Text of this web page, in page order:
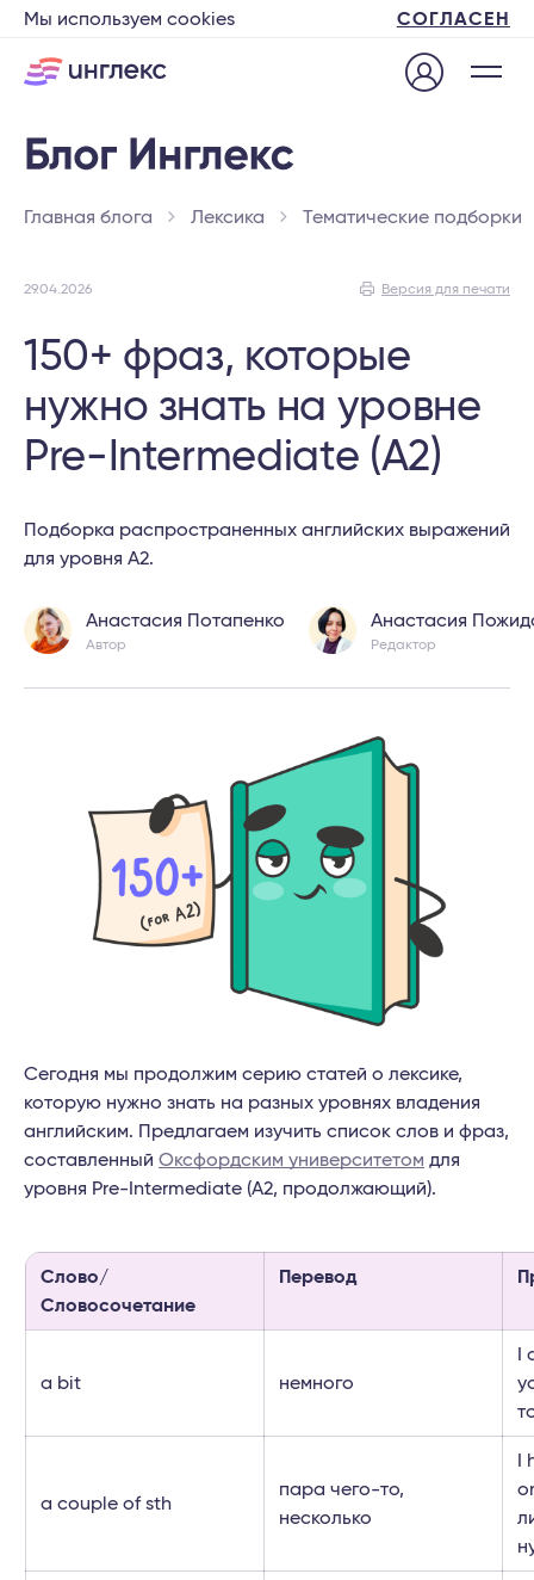
Мы используем cookies СОГЛАСЕН
Главная блога Лексика Тематические подборки
29.04.2026 Версия для печати
150+ фраз, которые
нужно знать на уровне
Pre-Intermediate (A2)
Подборка распространенных английских выражений
для уровня A2.
Анастасия Потапенко
Автор
Анастасия
Редактор
Сегодня мы продолжим серию статей о лексике,
которую нужно знать на разных уровнях владения
английским. Предлагаем изучить список слов и фраз,
составленный Оксфордским университетом для
уровня Pre-Intermediate (A2, продолжающий).
Слово/
Словосочетание
Перевод
a bit немного
a couple of sth
пара чего-то,
несколько